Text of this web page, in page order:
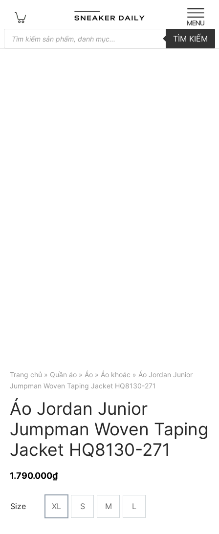
Tìm
kiếm
sản
TÌM KIẾM
Trang chủ » Quần áo » Áo » Áo khoác » Áo Jordan Junior
Jumpman Woven Taping Jacket HQ8130-271
Áo Jordan Junior
Jumpman Woven Taping
Jacket HQ8130-271
1.790.000₫
Size XL S M L